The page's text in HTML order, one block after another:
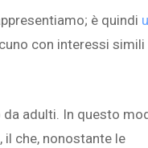
è quindi
con interessi simili
adulti. In questo
il che, nonostante le